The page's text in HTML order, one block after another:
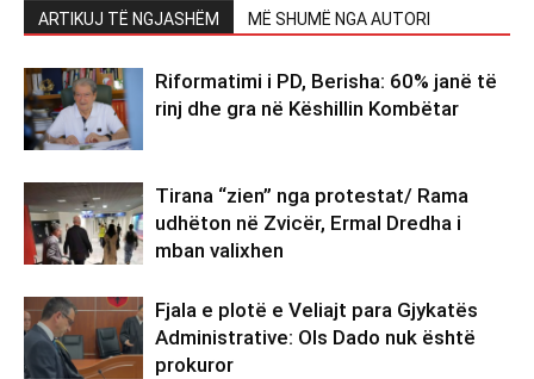
ARTIKUJ TË NGJASHËM MË SHUMË NGA AUTORI
Riformatimi i PD, Berisha: 60% janë të
rinj dhe gra në Këshillin Kombëtar
Tirana “zien” nga protestat/ Rama
udhëton në Zvicër, Ermal Dredha i
mban valixhen
Fjala e plotë e Veliajt para Gjykatës
Administrative: Ols Dado nuk është
prokuror